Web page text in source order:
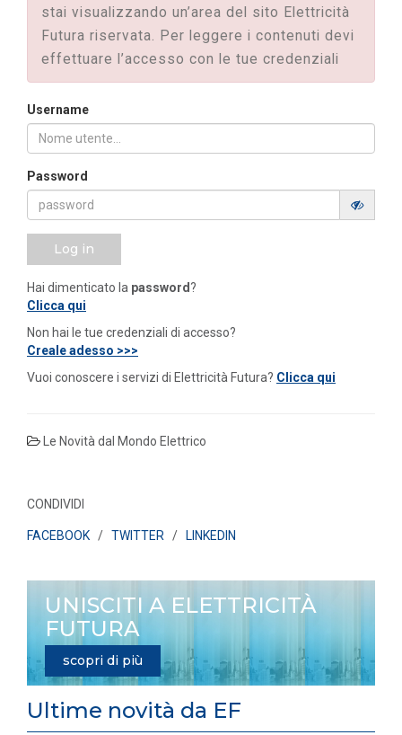
stai visualizzando un’area del sito Elettricità
Futura riservata. Per leggere i contenuti devi
effettuare l’accesso con le tue credenziali
Username
Password
Log in
Hai dimenticato la password ?
Clicca qui
Non hai le tue credenziali di accesso?
Creale adesso >>>
Vuoi conoscere i servizi di Elettricità Futura? Clicca qui
Le Novità dal Mondo Elettrico
CONDIVIDI
FACEBOOK / TWITTER / LINKEDIN
UNISCITI A ELETTRICITÀ
FUTURA
scopri di più
Ultime novità da EF